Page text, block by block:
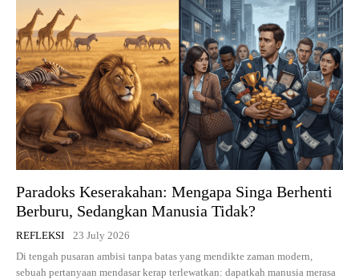
Paradoks Keserakahan: Mengapa Singa Berhenti
Berburu, Sedangkan Manusia Tidak?
REFLEKSI
23 July 2026
Di tengah pusaran ambisi tanpa batas yang mendikte zaman modern,
sebuah pertanyaan mendasar kerap terlewatkan: dapatkah manusia merasa